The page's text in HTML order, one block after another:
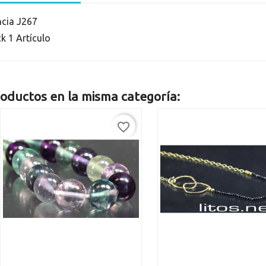
J267
1 Artículo
en la misma categoría:
favorite_border